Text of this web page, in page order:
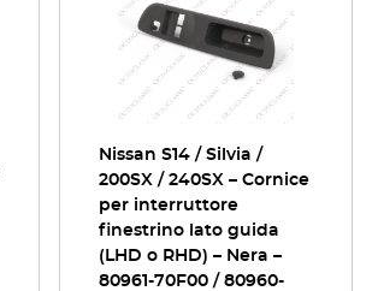
Nissan S14 / Silvia /
200SX / 240SX – Cornice
per interruttore
finestrino lato guida
(LHD o RHD) – Nera –
80961-70F00 / 80960-